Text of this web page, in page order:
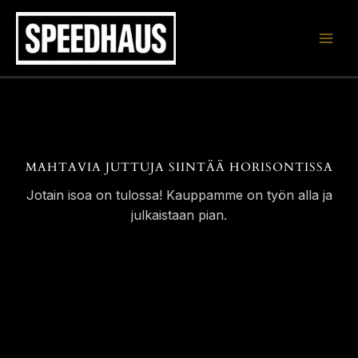
Siirry
sisältöön
MAHTAVIA JUTTUJA SIINTÄÄ HORISONTISSA
Jotain isoa on tulossa! Kauppamme on työn alla ja
julkaistaan pian.